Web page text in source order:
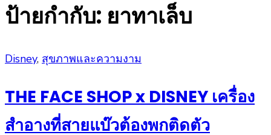
ป้ายกำกับ: ยาทาเล็บ
Posted
Disney, สุขภาพและความงาม
THE FACE SHOP x DISNEY เครื่อง
สำอางที่สายแบ๊วต้องพกติดตัว